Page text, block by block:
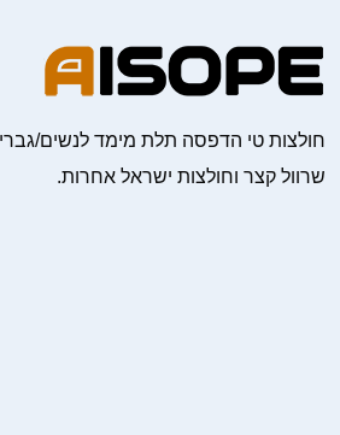
חולצות טי הדפסה תלת מימד לנשים/
שרוול קצר וחולצות ישראל אחרות.